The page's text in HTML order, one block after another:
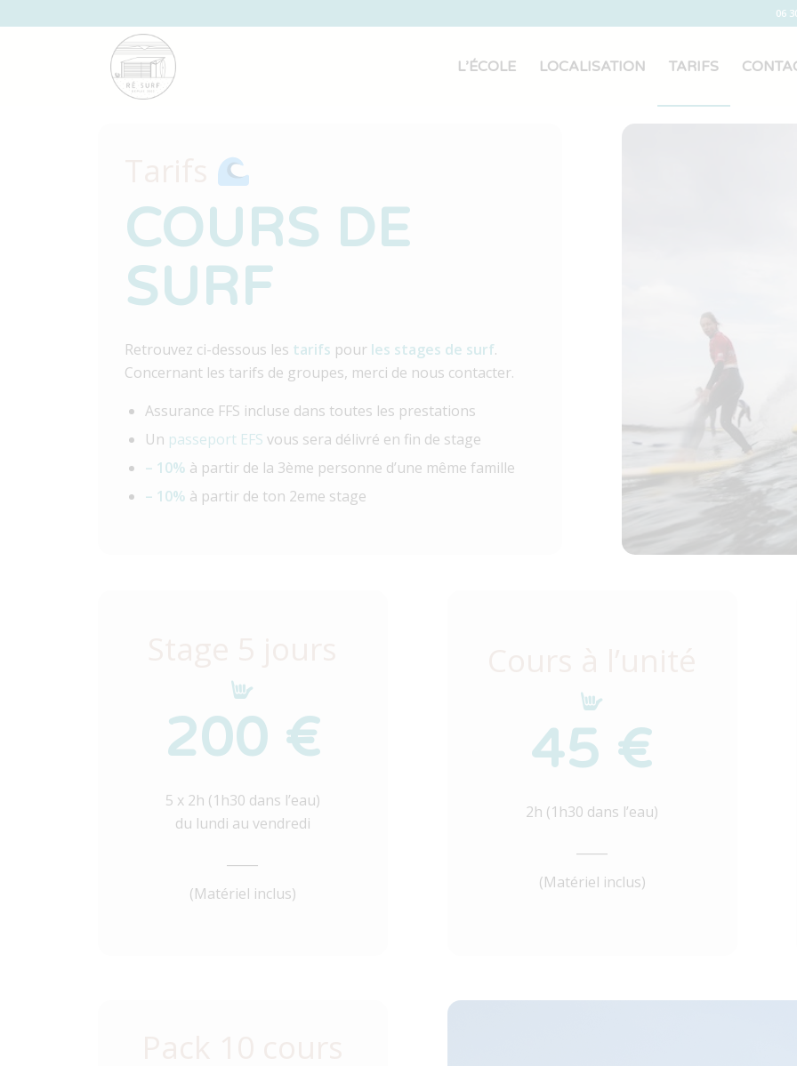
06
L’ÉCOLE LOCALISATION TARIFS
COURS DE
SURF
Retrouvez ci-dessous les tarifs pour les stages de surf.
Concernant les tarifs de groupes, merci de nous contacter.
Assurance FFS incluse dans toutes les prestations
Un passeport EFS vous sera délivré en fin de stage
– 10% à partir de la 3ème personne d’une même famille
– 10% à partir de ton 2eme stage
200 €
5 x 2h (1h30 dans l’eau)
du lundi au vendredi
(Matériel inclus)
45 €
2h (1h30 dans l’eau)
(Matériel inclus)